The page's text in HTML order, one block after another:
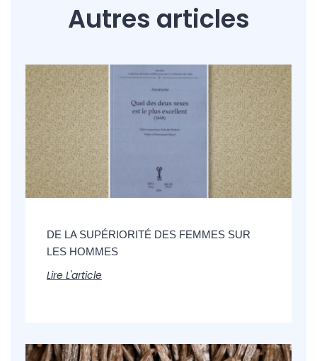
Autres articles
DE LA SUPÉRIORITÉ DES FEMMES SUR
LES HOMMES
Lire L'article